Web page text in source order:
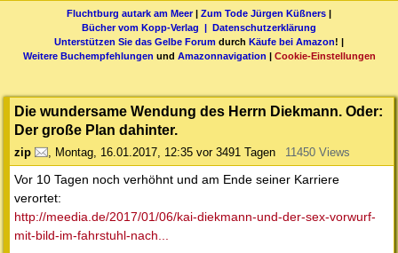
Fluchtburg autark am Meer| Zum Tode Jürgen Küßners |
Bücher vom Kopp-Verlag | Datenschutzerklärung
Unterstützen Sie das Gelbe Forum durch Käufe bei Amazon! |
Weitere Buchempfehlungen und Amazonnavigation | Cookie-Einstellungen
Die wundersame Wendung des Herrn Diekmann. Oder:
Der große Plan dahinter.
zip , Montag, 16.01.2017, 12:35 vor 3491 Tagen 11450 Views
Vor 10 Tagen noch verhöhnt und am Ende seiner Karriere
verortet:
http://meedia.de/2017/01/06/kai-diekmann-und-der-sex-vorwurf-
mit-bild-im-fahrstuhl-nach...